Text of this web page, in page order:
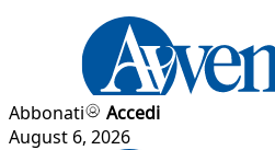
Abbonati
Accedi
August 6, 2026